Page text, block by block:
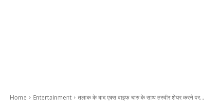
Home Entertainment तलाक के बाद एक्स वाइफ चारु के साथ तस्वीर शेयर करने पर...